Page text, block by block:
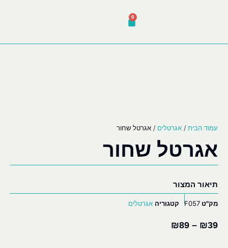
0
עמוד הבית / אגרטלים / אגרטל שחור
אגרטל שחור
תיאור המצור
מק"ט F057 קטגוריה אגרטלים
₪39
–
₪89